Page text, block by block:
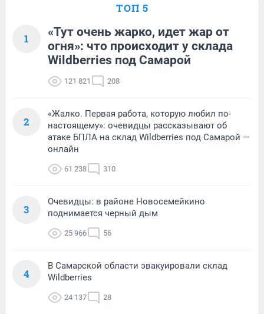
ТОП 5
1
«Тут очень жарко, идет жар от
огня»: что происходит у склада
Wildberries под Самарой
121 821 208
2
«Жалко. Первая работа, которую любил по-
настоящему»: очевидцы рассказывают об
атаке БПЛА на склад Wildberries под Самарой —
онлайн
61 238 310
3
Очевидцы: в районе Новосемейкино
поднимается черный дым
25 966 56
4
В Самарской области эвакуировали склад
Wildberries
24 137 28